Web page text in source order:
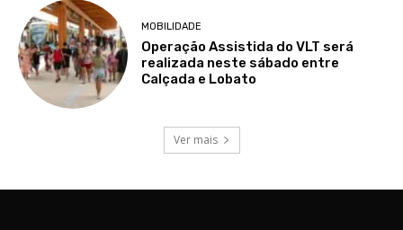
MOBILIDADE
Operação Assistida do VLT será
realizada neste sábado entre
Calçada e Lobato
Ver mais